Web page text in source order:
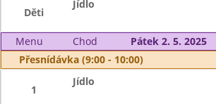
Děti
Jídlo
Menu Chod
Pátek 2. 5. 2025
Přesnídávka (9:00 - 10:00)
1
Jídlo